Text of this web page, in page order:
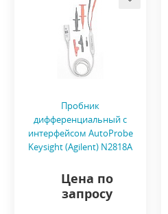
Пробник
дифференциальный с
интерфейсом AutoProbe
Keysight (Agilent) N2818A
Цена по
запросу